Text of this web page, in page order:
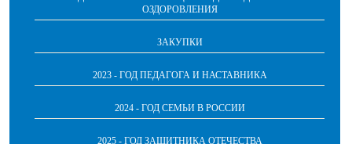
ОЗДОРОВЛЕНИЯ
ЗАКУПКИ
2023 - ГОД ПЕДАГОГА И НАСТАВНИКА
2024 - ГОД СЕМЬИ В РОССИИ
2025 - ГОД ЗАЩИТНИКА ОТЕЧЕСТВА